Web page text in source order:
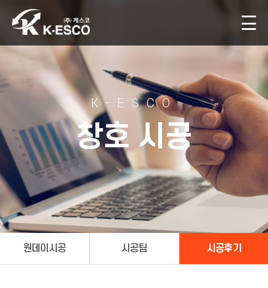
K-ESCO
창호 시공
원데이시공 시공팀 시공후기